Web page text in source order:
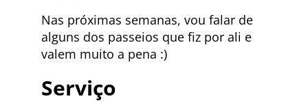
Nas próximas semanas, vou falar de
alguns dos passeios que fiz por ali e
valem muito a pena :)
Serviço